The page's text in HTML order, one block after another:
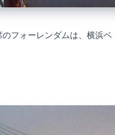
フォーレンダムは、横浜ベ